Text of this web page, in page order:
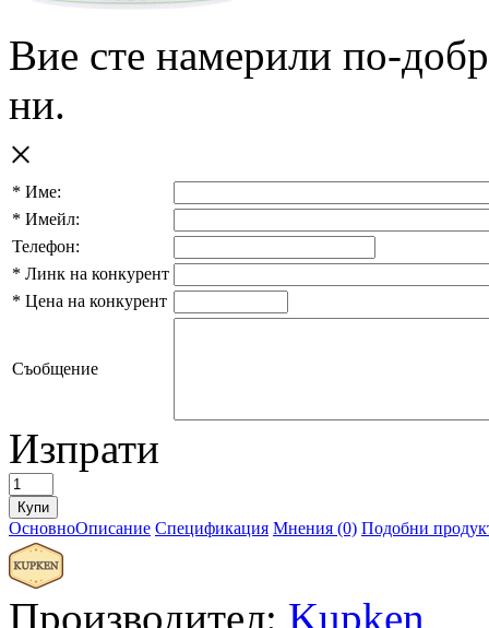
Вие сте намерили по-
ни.
×
* Име:
* Имейл:
Телефон:
* Линк на конкурент
* Цена на конкурент
Съобщение
Изпрати
ОсновноОписание Спецификация Мнения (0) Подобни
Производител: Kupken